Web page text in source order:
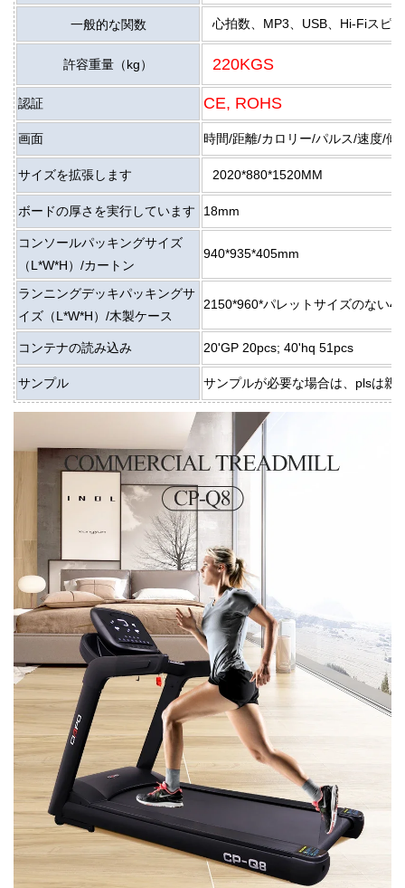
一般的な関数 心拍数、MP3、USB、Hi-Fiスピ
許容重量（kg） 220KGS
認証 CE, ROHS
画面 時間/距離/カロリー/パルス/速度/傾
サイズを拡張します 2020*880*1520MM
ボードの厚さを実行しています 18mm
コンソールパッキングサイズ
（L*W*H）/カートン
940*935*405mm
ランニングデッキパッキングサ
イズ（L*W*H）/木製ケース
2150*960*パレットサイズのない
コンテナの読み込み 20'GP 20pcs; 40'hq 51pcs
サンプル サンプルが必要な場合は、plsは親